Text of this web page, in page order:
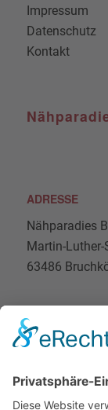
Impressum
Datenschutz
Kontakt
ADRESSE
Nähparadies
Martin-Luther-
63486